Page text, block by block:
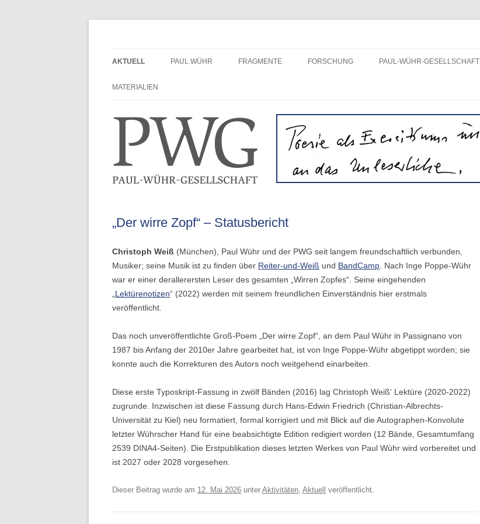
AKTUELL PAUL WÜHR
TEXTE VON PAUL WÜHR WIENER VORLESUNGEN
MATERIALIEN
FRAGMENTE FORSCHUNG
TAGUNGEN
PAUL-WÜHR-GESELLSCHAFT
PROFIL
MITGLIEDSCHAFT
GESCHICHTE
MATERIALIEN
„Der wirre Zopf“ – Statusbericht
Christoph Weiß (München), Paul Wühr und der PWG seit langem freundschaftlich verbunden,
Musiker; seine Musik ist zu finden über Reiter-und-Weiß und BandCamp . Nach Inge Poppe-Wühr
war er einer derallerersten Leser des gesamten „Wirren Zopfes“. Seine eingehenden
Lektürenotizen“ (2022) werden mit seinem freundlichen Einverständnis hier erstmals
veröffentlicht.
Das noch unveröffentlichte Groß-Poem „Der wirre Zopf“, an dem Paul Wühr in Passignano von
1987 bis Anfang der 2010er Jahre gearbeitet hat, ist von Inge Poppe-Wühr abgetippt worden; sie
konnte auch die Korrekturen des Autors noch weitgehend einarbeiten.
Diese erste Typoskript-Fassung in zwölf Bänden (2016) lag Christoph Weiß‘ Lektüre (2020-2022)
zugrunde. Inzwischen ist diese Fassung durch Hans-Edwin Friedrich (Christian-Albrechts-
Universität zu Kiel) neu formatiert, formal korrigiert und mit Blick auf die Autographen-Konvolute
letzter Wührscher Hand für eine beabsichtigte Edition redigiert worden (12 Bände, Gesamtumfang
2539 DINA4-Seiten). Die Erstpublikation dieses letzten Werkes von Paul Wühr wird vorbereitet und
ist 2027 oder 2028 vorgesehen.
Dieser Beitrag wurde am 12. Mai 2026 unter Aktivitäten, Aktuell veröffentlicht.